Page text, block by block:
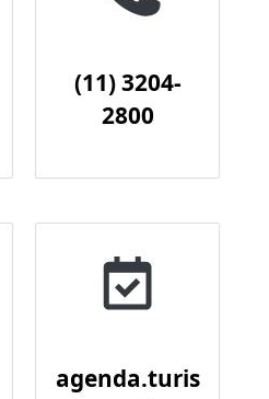
(11) 3204-
2800
agenda.turis